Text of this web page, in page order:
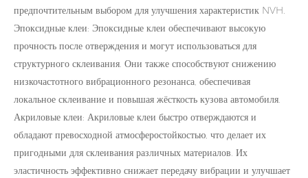
предпочтительным выбором для улучшения характеристик NVH.
Эпоксидные клеи: Эпоксидные клеи обеспечивают высокую
прочность после отверждения и могут использоваться для
структурного склеивания. Они также способствуют снижению
низкочастотного вибрационного резонанса, обеспечивая
локальное склеивание и повышая жёсткость кузова автомобиля.
Акриловые клеи: Акриловые клеи быстро отверждаются и
обладают превосходной атмосферостойкостью, что делает их
пригодными для склеивания различных материалов. Их
эластичность эффективно снижает передачу вибрации и улучшает